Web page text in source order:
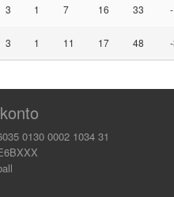
3 1 7 16 33
3 1 11 17 48
0130 0002 1034 31